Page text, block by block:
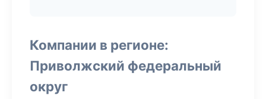
Компании в регионе:
Приволжский федеральный
округ